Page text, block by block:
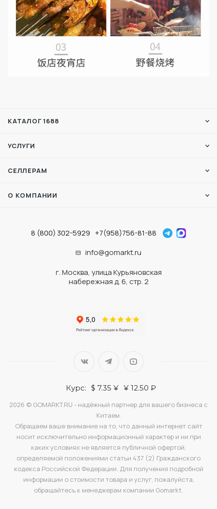
КАТАЛОГ 1688
УСЛУГИ
СЕЛЛЕРАМ
О КОМПАНИИ
8 (800) 302-5929 +7(958)756-81-88
info@gomarkt.ru
г. Москва, улица Курьяновская
набережная д. 6, стр. 2
Курс: $ 7.35 ¥ ¥ 12.50 ₽
2026 © GOMARKT.RU - надёжный партнер для вашего бизнеса с
Китаем.
Обращаем ваше внимание на то, что данный интернет сайт
носит исключительно информационный характер и ни при
каких условиях не является публичной офертой,
определяемой положениями статьи 437 (2) Гражданского
кодекса Российской Федерации. Для получения подробной
информации о стоимости товара и услуг, пожалуйста,
обращайтесь к менеджерам компании Gomarkt.